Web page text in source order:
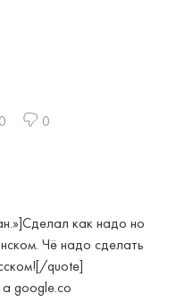
0 0
как надо но
Чё надо сделать
quote]
google.co